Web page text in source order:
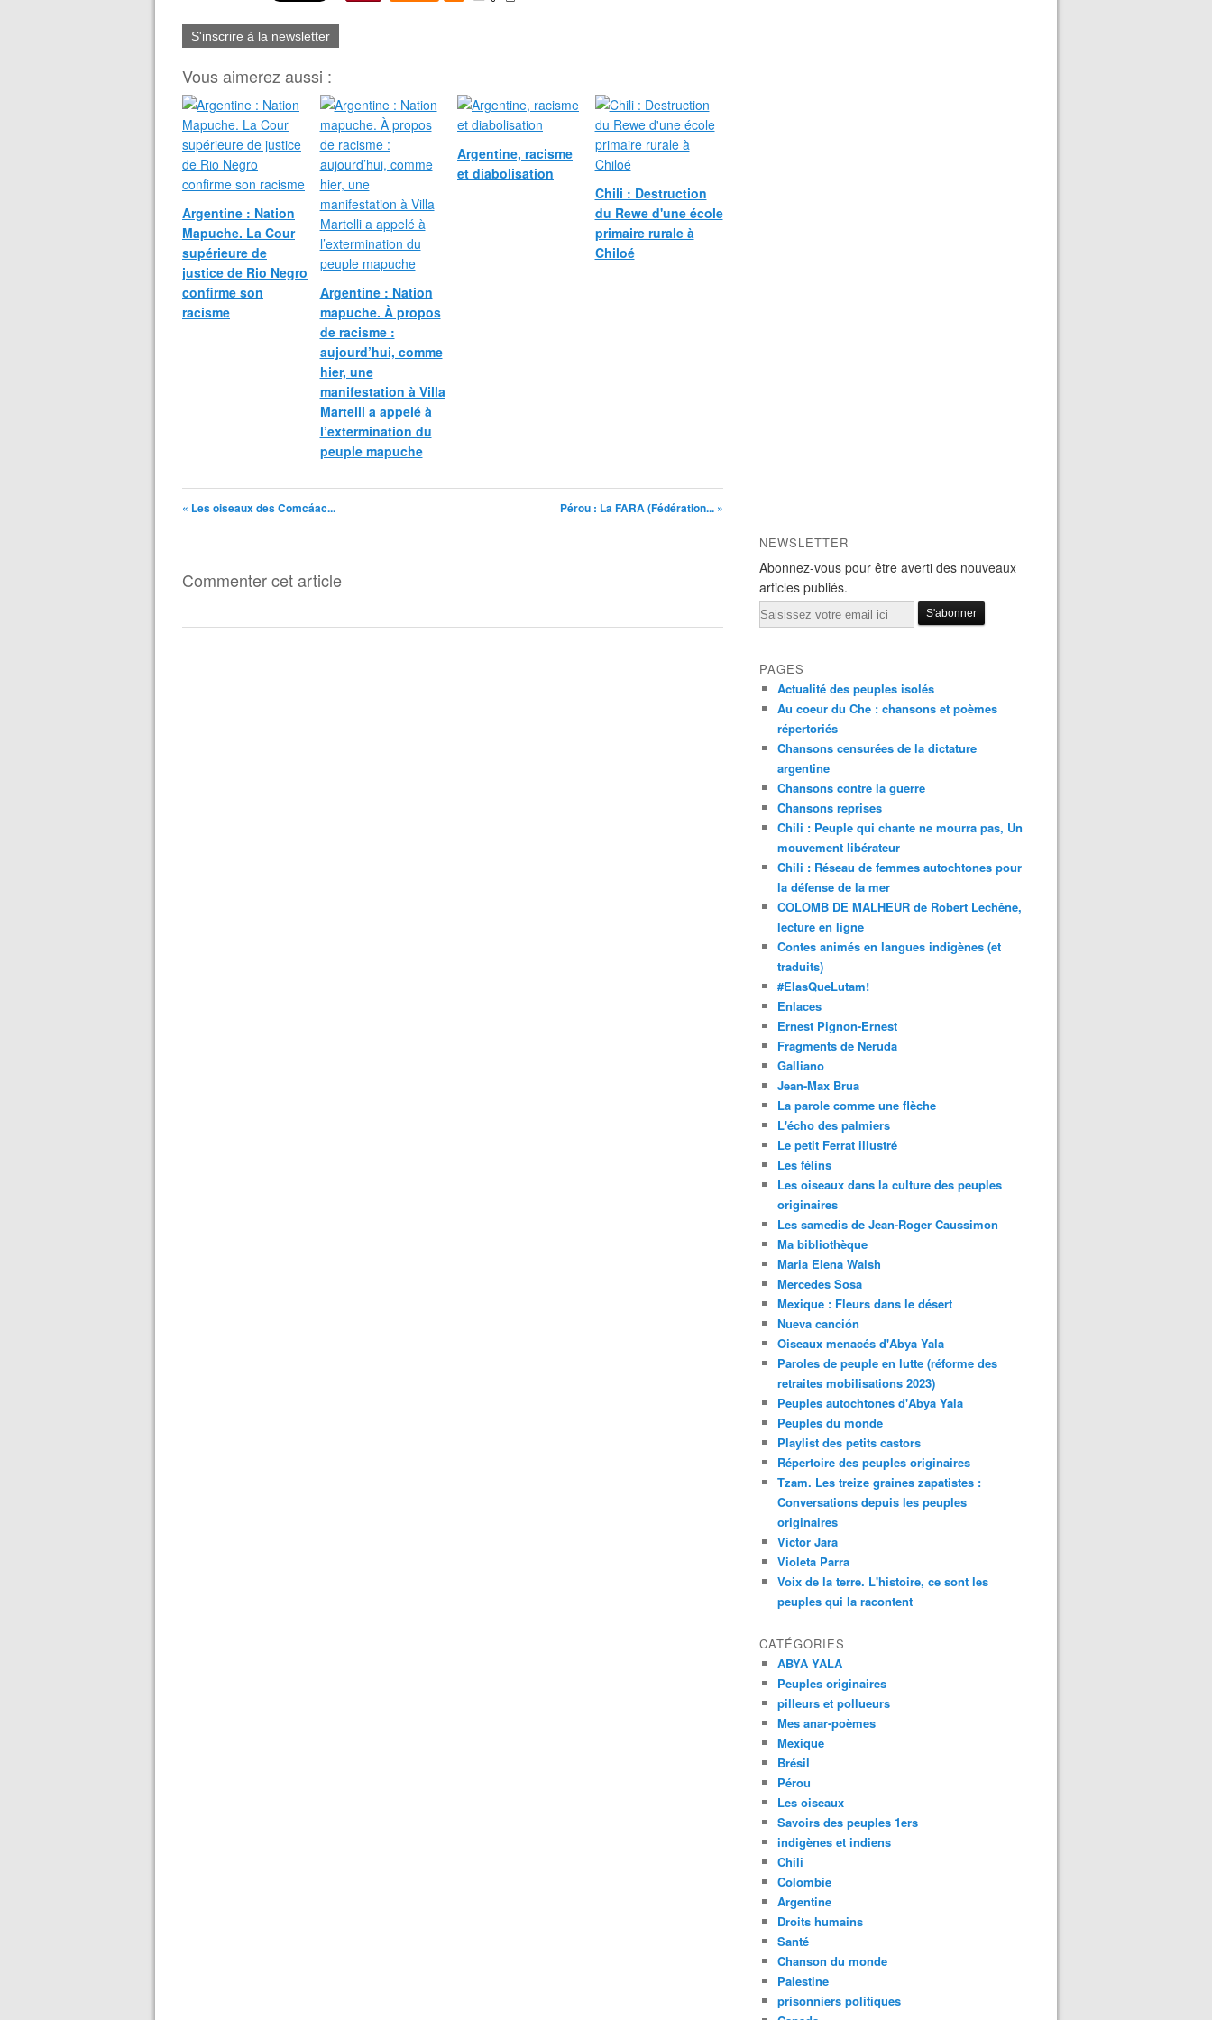
S'inscrire à la newsletter
Vous aimerez aussi :
Argentine : Nation
Mapuche. La Cour
supérieure de
justice de Rio Negro
confirme son
racisme
Argentine : Nation
mapuche. À propos
de racisme :
aujourd’hui, comme
hier, une
manifestation à Villa
Martelli a appelé à
l’extermination du
peuple mapuche
Argentine, racisme
et diabolisation
Chili : Destruction
du Rewe d'une école
primaire rurale à
Chiloé
« Les oiseaux des Comcáac... Pérou : La FARA (Fédération... »
Commenter cet article
NEWSLETTER
Abonnez-vous pour être averti des nouveaux
articles publiés.
Email
PAGES
Actualité des peuples isolés
Au coeur du Che : chansons et poèmes
répertoriés
Chansons censurées de la dictature
argentine
Chansons contre la guerre
Chansons reprises
Chili : Peuple qui chante ne mourra pas, Un
mouvement libérateur
Chili : Réseau de femmes autochtones pour
la défense de la mer
COLOMB DE MALHEUR de Robert Lechêne,
lecture en ligne
Contes animés en langues indigènes (et
traduits)
#ElasQueLutam!
Enlaces
Ernest Pignon-Ernest
Fragments de Neruda
Galliano
Jean-Max Brua
La parole comme une flèche
L'écho des palmiers
Le petit Ferrat illustré
Les félins
Les oiseaux dans la culture des peuples
originaires
Les samedis de Jean-Roger Caussimon
Ma bibliothèque
Maria Elena Walsh
Mercedes Sosa
Mexique : Fleurs dans le désert
Nueva canción
Oiseaux menacés d'Abya Yala
Paroles de peuple en lutte (réforme des
retraites mobilisations 2023)
Peuples autochtones d'Abya Yala
Peuples du monde
Playlist des petits castors
Répertoire des peuples originaires
Tzam. Les treize graines zapatistes :
Conversations depuis les peuples
originaires
Victor Jara
Violeta Parra
Voix de la terre. L'histoire, ce sont les
peuples qui la racontent
CATÉGORIES
ABYA YALA
Peuples originaires
pilleurs et pollueurs
Mes anar-poèmes
Mexique
Brésil
Pérou
Les oiseaux
Savoirs des peuples 1ers
indigènes et indiens
Chili
Colombie
Argentine
Droits humains
Santé
Chanson du monde
Palestine
prisonniers politiques